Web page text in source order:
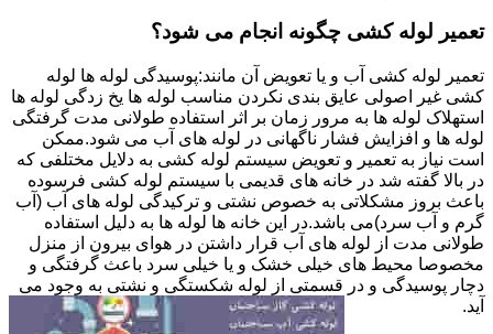
تعمیر لوله کشی چگونه انجام می شود؟
تعمیر لوله کشی آب و یا تعویض آن مانند:پوسیدگی لوله ها لوله
کشی غیر اصولی عایق بندی نکردن مناسب لوله ها یخ زدگی لوله ها
استهلاک لوله ها به مرور زمان بر اثر استفاده طولانی مدت گرفتگی
لوله ها و افزایش فشار ناگهانی در لوله های آب می شود.ممکن
است نیاز به تعمیر و تعویض سیستم لوله کشی به دلایل مختلفی که
در بالا گفته شد در خانه های قدیمی با سیستم لوله کشی فرسوده
باعث بروز مشکلاتی به خصوص نشتی و ترکیدگی لوله های آب (آب
گرم و آب سرد)می باشد.در این خانه ها لوله ها به دلیل استفاده
طولانی مدت از لوله های آب قرار داشتن در هوای بیرون از منزل
مخصوصا محیط های خیلی خشک و یا خیلی سرد باعث گرفتگی و
دچار پوسیدگی و در قسمتی از لوله شکستگی و نشتی به وجود می
آید.